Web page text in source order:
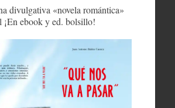
divulgativa «novela romántica»
¡En ebook y ed. bolsillo!